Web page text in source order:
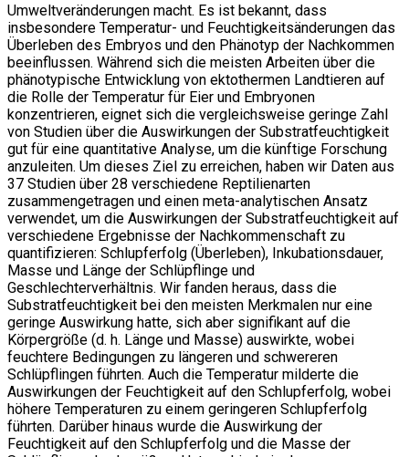
Umweltveränderungen macht. Es ist bekannt, dass
insbesondere Temperatur- und Feuchtigkeitsänderungen das
Überleben des Embryos und den Phänotyp der Nachkommen
beeinflussen. Während sich die meisten Arbeiten über die
phänotypische Entwicklung von ektothermen Landtieren auf
die Rolle der Temperatur für Eier und Embryonen
konzentrieren, eignet sich die vergleichsweise geringe Zahl
von Studien über die Auswirkungen der Substratfeuchtigkeit
gut für eine quantitative Analyse, um die künftige Forschung
anzuleiten. Um dieses Ziel zu erreichen, haben wir Daten aus
37 Studien über 28 verschiedene Reptilienarten
zusammengetragen und einen meta-analytischen Ansatz
verwendet, um die Auswirkungen der Substratfeuchtigkeit auf
verschiedene Ergebnisse der Nachkommenschaft zu
quantifizieren: Schlupferfolg (Überleben), Inkubationsdauer,
Masse und Länge der Schlüpflinge und
Geschlechterverhältnis. Wir fanden heraus, dass die
Substratfeuchtigkeit bei den meisten Merkmalen nur eine
geringe Auswirkung hatte, sich aber signifikant auf die
Körpergröße (d. h. Länge und Masse) auswirkte, wobei
feuchtere Bedingungen zu längeren und schwereren
Schlüpflingen führten. Auch die Temperatur milderte die
Auswirkungen der Feuchtigkeit auf den Schlupferfolg, wobei
höhere Temperaturen zu einem geringeren Schlupferfolg
führten. Darüber hinaus wurde die Auswirkung der
Feuchtigkeit auf den Schlupferfolg und die Masse der